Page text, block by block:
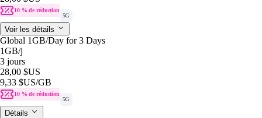
10 % de réduction
5G
Voir les détails
Global 1GB/Day for 3 Days
1GB/j
3 jours
28,00 $US
9,33 $US/GB
10 % de réduction
5G
Détails